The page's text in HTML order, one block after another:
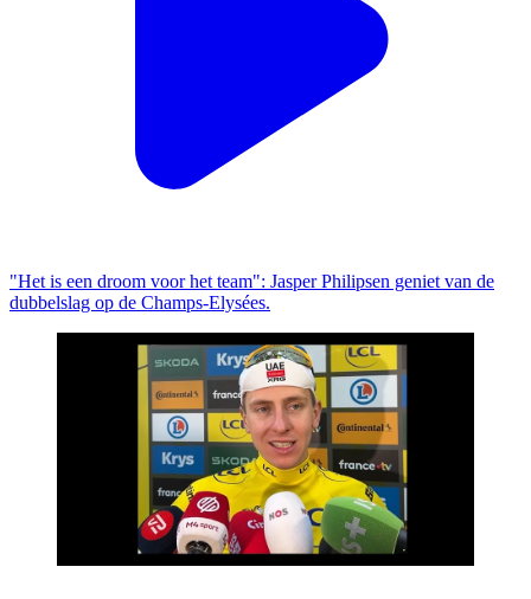
"Het is een droom voor het team": Jasper Philipsen geniet van de
dubbelslag op de Champs-Elysées.